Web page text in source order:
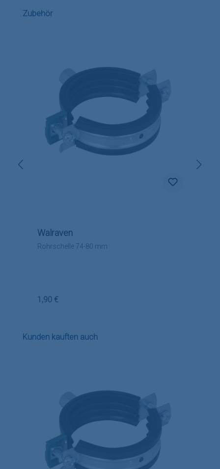
Produktgalerie überspringen
Zubehör
Rohrschelle 74-80 mm
Walraven
Regulärer Preis:
1,90 €
Produktgalerie überspringen
Kunden kauften auch